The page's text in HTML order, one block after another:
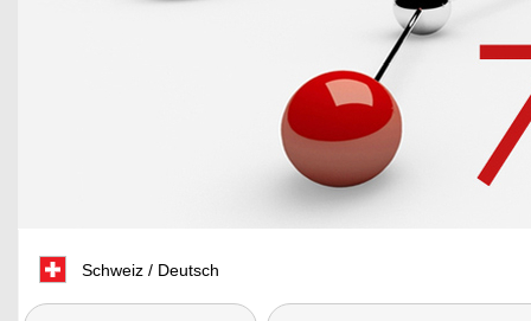
Schweiz / Deutsch